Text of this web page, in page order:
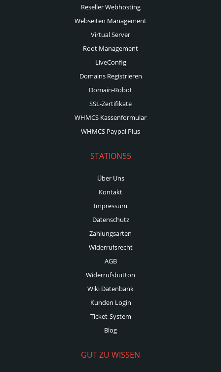
Reseller Webhosting
Webseiten Management
Virtual Server
Root Management
LiveConfig
Domains Registrieren
Domain-Robot
SSL-Zertifikate
WHMCS Kassenformular
WHMCS Paypal Plus
STATION55
Über Uns
Kontakt
Impressum
Datenschutz
Zahlungsarten
Widerrufsrecht
AGB
Widerrufsbutton
Wiki Datenbank
Kunden Login
Ticket-System
Blog
GUT ZU WISSEN